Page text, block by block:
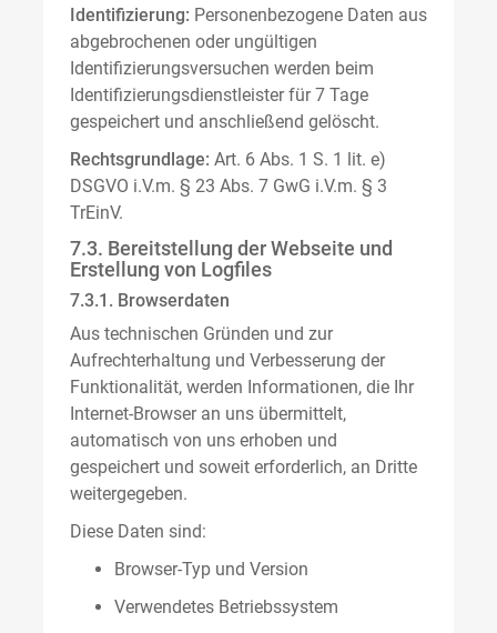
Identifizierung: Personenbezogene Daten aus
abgebrochenen oder ungültigen
Identifizierungsversuchen werden beim
Identifizierungsdienstleister für 7 Tage
gespeichert und anschließend gelöscht.
Rechtsgrundlage: Art. 6 Abs. 1 S. 1 lit. e)
DSGVO i.V.m. § 23 Abs. 7 GwG i.V.m. § 3
TrEinV.
7.3. Bereitstellung der Webseite und
Erstellung von Logfiles
7.3.1. Browserdaten
Aus technischen Gründen und zur
Aufrechterhaltung und Verbesserung der
Funktionalität, werden Informationen, die Ihr
Internet-Browser an uns übermittelt,
automatisch von uns erhoben und
gespeichert und soweit erforderlich, an Dritte
weitergegeben.
Diese Daten sind:
Browser-Typ und Version
Verwendetes Betriebssystem